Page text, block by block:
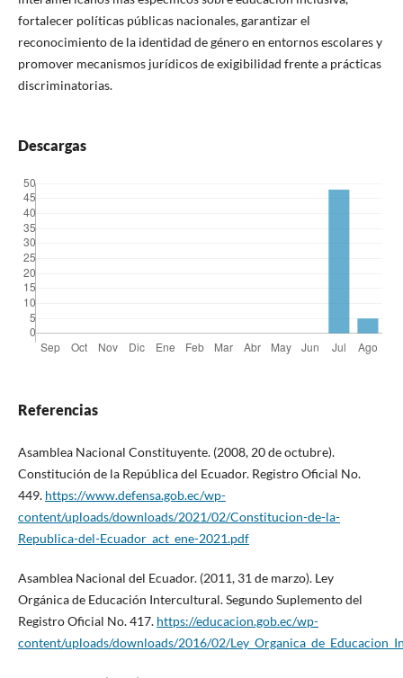
fortalecer políticas públicas nacionales, garantizar el
reconocimiento de la identidad de género en entornos escolares y
promover mecanismos jurídicos de exigibilidad frente a prácticas
discriminatorias.
Descargas
Referencias
Asamblea Nacional Constituyente. (2008, 20 de octubre).
Constitución de la República del Ecuador. Registro Oficial No.
449. https://www.defensa.gob.ec/wp-
content/uploads/downloads/2021/02/Constitucion-de-la-
Republica-del-Ecuador_act_ene-2021.pdf
Asamblea Nacional del Ecuador. (2011, 31 de marzo). Ley
Orgánica de Educación Intercultural. Segundo Suplemento del
Registro Oficial No. 417. https://educacion.gob.ec/wp-
content/uploads/downloads/2016/02/